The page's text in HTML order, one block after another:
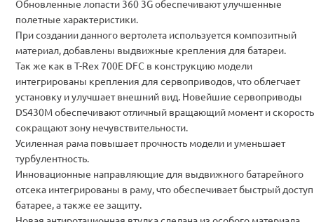
Обновленные лопасти 360 3G обеспечивают улучшенные
полетные характеристики.
При создании данного вертолета используется композитный
материал, добавлены выдвижные крепления для батареи.
Так же как в T-Rex 700E DFC в конструкцию модели
интегрированы крепления для сервоприводов, что облегчает
установку и улучшает внешний вид. Новейшие сервоприводы
DS430M обеспечивают отличный вращающий момент и
сокращают зону нечувствительности.
Усиленная рама повышает прочность модели и уменьшает
турбулентность.
Инновационные направляющие для выдвижного батарейного
отсека интегрированы в раму, что обеспечивает быстрый
батарее, а также ее защиту.